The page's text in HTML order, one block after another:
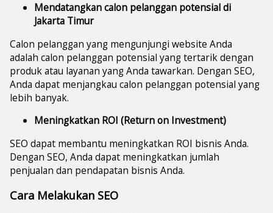
Mendatangkan calon pelanggan potensial di
Jakarta Timur
Calon pelanggan yang mengunjungi website Anda
adalah calon pelanggan potensial yang tertarik dengan
produk atau layanan yang Anda tawarkan. Dengan SEO,
Anda dapat menjangkau calon pelanggan potensial yang
lebih banyak.
Meningkatkan ROI (Return on Investment)
SEO dapat membantu meningkatkan ROI bisnis Anda.
Dengan SEO, Anda dapat meningkatkan jumlah
penjualan dan pendapatan bisnis Anda.
Cara Melakukan SEO